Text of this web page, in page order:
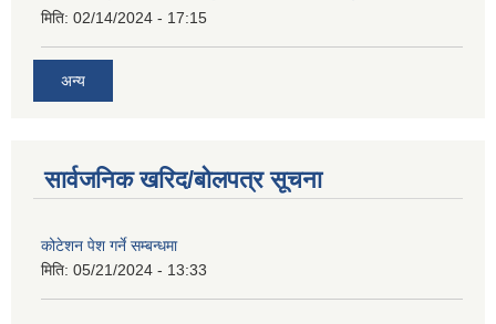
मिति: 02/14/2024 - 17:15
अन्य
सार्वजनिक खरिद/बोलपत्र सूचना
कोटेशन पेश गर्ने सम्बन्धमा
मिति: 05/21/2024 - 13:33